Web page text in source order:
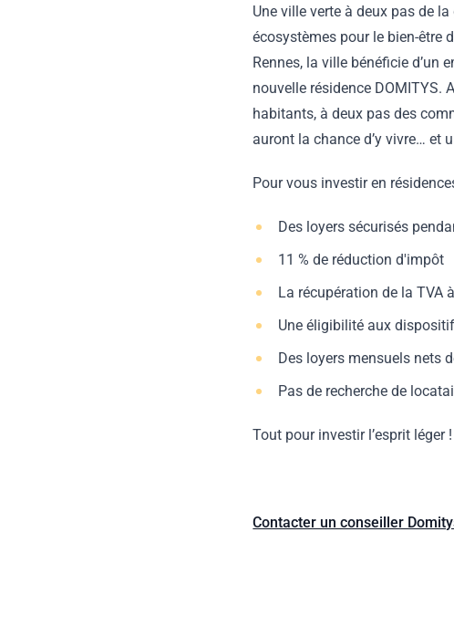
Une ville verte à deux pas de
écosystèmes pour le bien-être
Rennes, la ville bénéficie
nouvelle résidence DOMITYS.
habitants, à deux pas des
auront la chance d’y vivre… et
Pour vous investir en
Des loyers sécurisés
11 % de réduction d'impôt
La récupération de la TVA
Une éligibilité aux
Des loyers mensuels nets
Pas de recherche de
Tout pour investir l’esprit léger
Contacter un conseiller